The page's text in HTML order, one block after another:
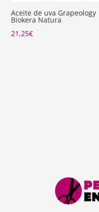
Aceite de uva Grapeology
Biokera Natura
21,25€